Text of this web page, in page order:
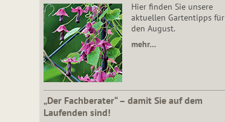
Hier finden Sie unsere
aktuellen Gartentipps für
den August.
mehr…
„Der Fachberater“ – damit Sie auf dem
Laufenden sind!